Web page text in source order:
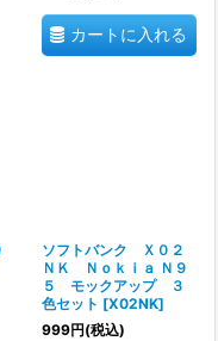
カートに入れる
ソフトバンク Ｘ０２
ＮＫ Ｎｏｋｉａ Ｎ９
５ モックアップ ３
色セット [X02NK]
999円(税込)